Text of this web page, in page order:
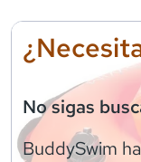
No sigas
BuddySwim